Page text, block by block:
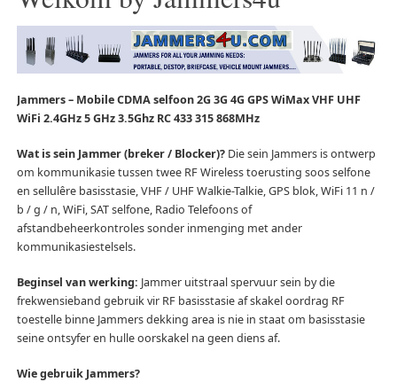
Jammers – Mobile CDMA selfoon 2G 3G 4G GPS WiMax VHF UHF
WiFi 2.4GHz 5 GHz 3.5Ghz RC 433 315 868MHz
Wat is sein Jammer (breker / Blocker)?Die sein Jammers is ontwerp
om kommunikasie tussen twee RF Wireless toerusting soos selfone
en sellulêre basisstasie, VHF / UHF Walkie-Talkie, GPS blok, WiFi 11 n /
b / g / n, WiFi, SAT selfone, Radio Telefoons of
afstandbeheerkontroles sonder inmenging met ander
kommunikasiestelsels.
Beginsel van werking: Jammer uitstraal spervuur sein by die
frekwensieband gebruik vir RF basisstasie af skakel oordrag RF
toestelle binne Jammers dekking area is nie in staat om basisstasie
seine ontsyfer en hulle oorskakel na geen diens af.
Wie gebruik Jammers?